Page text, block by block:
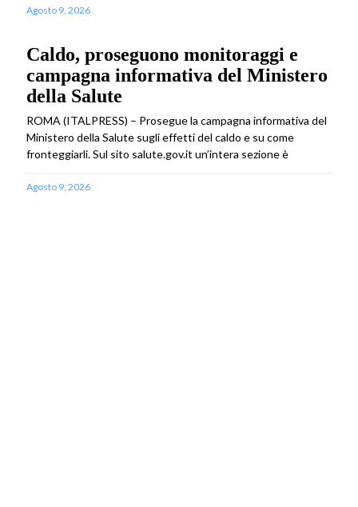
Agosto 9, 2026
Caldo, proseguono monitoraggi e
campagna informativa del Ministero
della Salute
ROMA (ITALPRESS) – Prosegue la campagna informativa del
Ministero della Salute sugli effetti del caldo e su come
fronteggiarli. Sul sito salute.gov.it un’intera sezione è
Agosto 9, 2026